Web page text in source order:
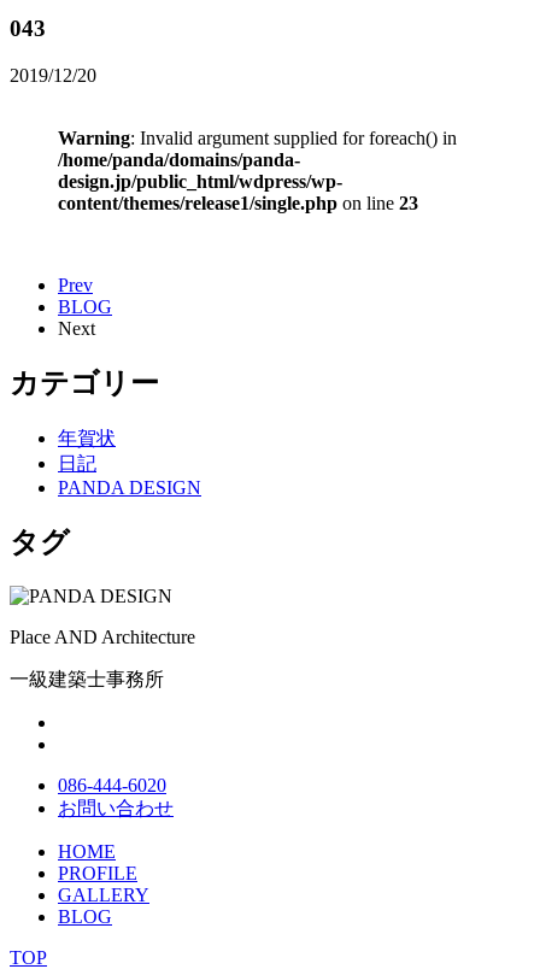
043
2019/12/20
Warning: Invalid argument supplied for foreach() in
/home/panda/domains/panda-
design.jp/public_html/wdpress/wp-
content/themes/release1/single.php on line 23
Prev
BLOG
Next
カテゴリー
年賀状
日記
PANDA DESIGN
タグ
Place AND Architecture
一級建築士事務所
086-444-6020
お問い合わせ
HOME
PROFILE
GALLERY
BLOG
TOP